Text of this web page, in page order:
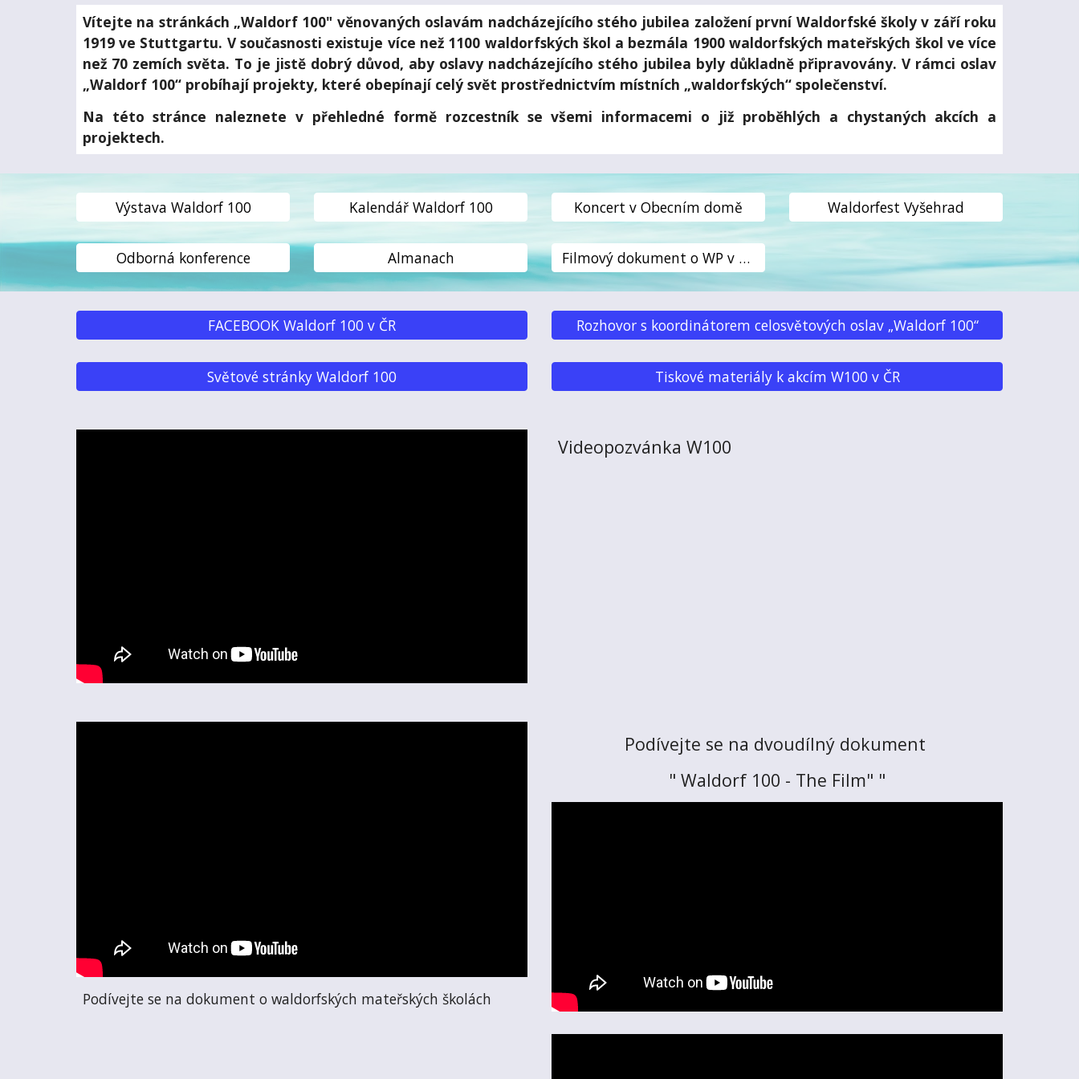
Vítejte na stránkách „Waldorf 100" věnovaných oslavám nadcházejícího stého jubilea založení první Waldorfské školy v září roku
1919 ve Stuttgartu. V současnosti existuje více než 1100 waldorfských škol a bezmála 1900 waldorfských mateřských škol ve více
než 70 zemích světa. To je jistě dobrý důvod, aby oslavy nadcházejícího stého jubilea byly důkladně připravovány. V rámci oslav
„Waldorf 100“ probíhají projekty, které obepínají celý svět prostřednictvím místních „waldorfských“ společenství.
Na této stránce naleznete v přehledné formě rozcestník se všemi informacemi o již proběhlých a chystaných akcích a
projektech.
Výstava Waldorf 100
Odborná konference
Kalendář Waldorf 100
Almanach
Koncert v Obecním domě
Filmový dokument o WP v ČR
Waldorfest Vyšehrad
FACEBOOK Waldorf 100 v ČR
Světové stránky Waldorf 100
Rozhovor s koordinátorem celosvětových oslav „Waldorf 100“
Tiskové materiály k akcím W100 v ČR
Videopozvánka W100
Podívejte se na dokument o waldorfských mateřských školách
Podívejte se na dvoudílný dokument
" Waldorf 100 - The Film" "